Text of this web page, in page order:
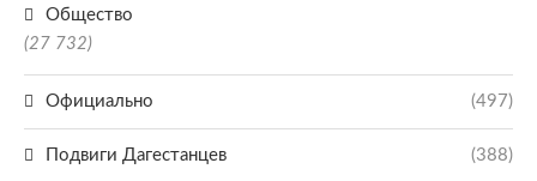
Общество
(27 732)
Официально (497)
Подвиги Дагестанцев (388)